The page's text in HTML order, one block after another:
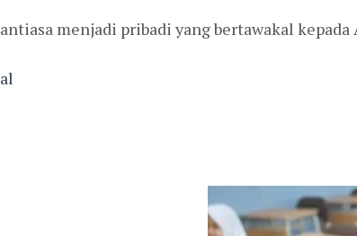
menjadi pribadi yang bertawakal